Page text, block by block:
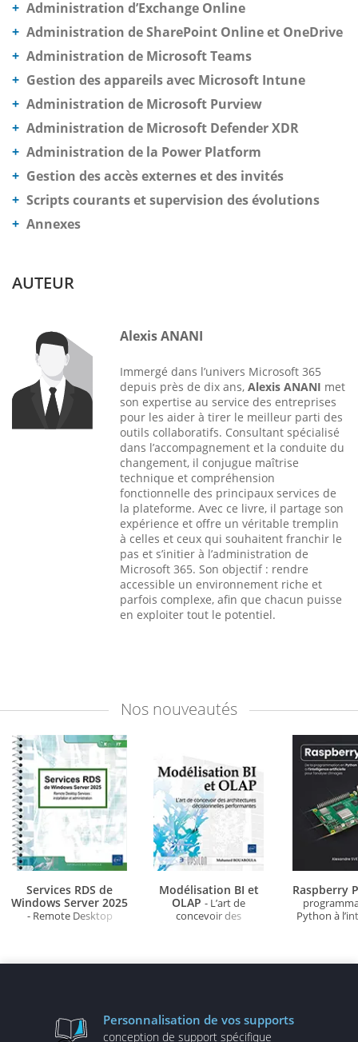
Administration d’Exchange Online
Administration de SharePoint Online et OneDrive
Administration de Microsoft Teams
Gestion des appareils avec Microsoft Intune
Administration de Microsoft Purview
Administration de Microsoft Defender XDR
Administration de la Power Platform
Gestion des accès externes et des invités
Scripts courants et supervision des évolutions
Annexes
AUTEUR
Alexis ANANI
Immergé dans l’univers Microsoft 365
depuis près de dix ans, Alexis ANANI met
son expertise au service des entreprises
pour les aider à tirer le meilleur parti des
outils collaboratifs. Consultant spécialisé
dans l’accompagnement et la conduite du
changement, il conjugue maîtrise
technique et compréhension
fonctionnelle des principaux services de
la plateforme. Avec ce livre, il partage son
expérience et offre un véritable tremplin
à celles et ceux qui souhaitent franchir le
pas et s’initier à l’administration de
Microsoft 365. Son objectif : rendre
accessible un environnement riche et
parfois complexe, afin que chacun puisse
en exploiter tout le potentiel.
Nos nouveautés
Services RDS de
Windows Server 2025
- Remote Desktop
Modélisation BI et
OLAP - L’art de
concevoir des
Raspberry
Python à
Personnalisation de vos supports
conception de support spécifique